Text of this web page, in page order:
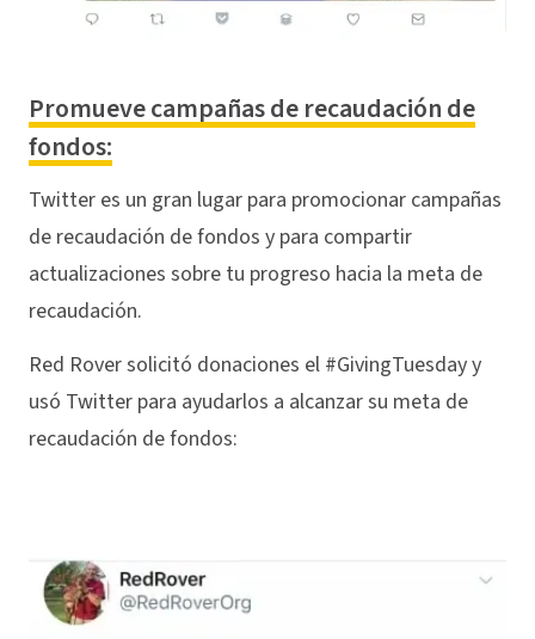
Promueve campañas de recaudación de
fondos:
Twitter es un gran lugar para promocionar campañas
de recaudación de fondos y para compartir
actualizaciones sobre tu progreso hacia la meta de
recaudación.
Red Rover solicitó donaciones el #GivingTuesday y
usó Twitter para ayudarlos a alcanzar su meta de
recaudación de fondos: